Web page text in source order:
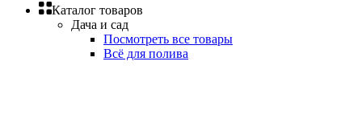
Каталог товаров
Дача и сад
Посмотреть все товары
Всё для полива